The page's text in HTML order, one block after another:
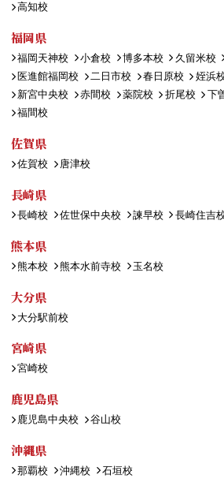
高知校
福岡県
福岡天神校 小倉校 博多本校 久留米校
医進館福岡校
二日市校 春日原校 姪浜
新宮中央校
赤間校 薬院校 折尾校 下
福間校
佐賀県
佐賀校 唐津校
長崎県
長崎校 佐世保中央校 諫早校 長崎住吉
熊本県
熊本校 熊本水前寺校 玉名校
大分県
大分駅前校
宮崎県
宮崎校
鹿児島県
鹿児島中央校 谷山校
沖縄県
那覇校 沖縄校 石垣校